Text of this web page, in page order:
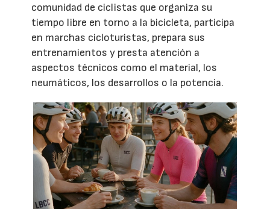
comunidad de ciclistas que organiza su
tiempo libre en torno a la bicicleta, participa
en marchas cicloturistas, prepara sus
entrenamientos y presta atención a
aspectos técnicos como el material, los
neumáticos, los desarrollos o la potencia.